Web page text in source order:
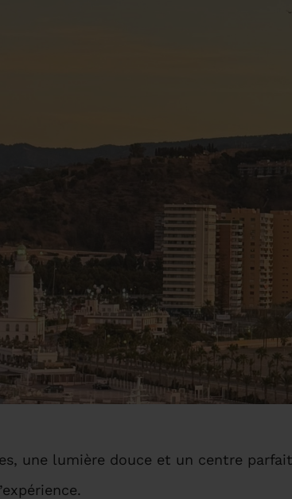
une lumière douce et un centre